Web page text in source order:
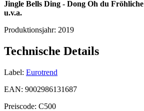
Jingle Bells Ding - Dong Oh du Fröhliche
u.v.a.
Produktionsjahr: 2019
Technische Details
Label: Eurotrend
EAN: 9002986131687
Preiscode: C500